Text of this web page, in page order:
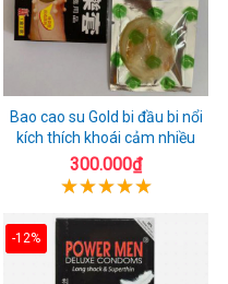
Bao cao su Gold bi đầu bi nổi
kích thích khoái cảm nhiều
300.000₫
-12%